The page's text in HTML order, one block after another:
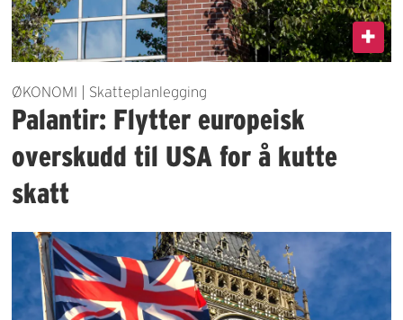
ØKONOMI | Skatteplanlegging
Palantir: Flytter europeisk
overskudd til USA for å kutte
skatt